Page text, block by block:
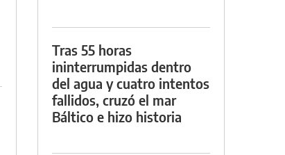
Tras 55 horas
ininterrumpidas dentro
del agua y cuatro intentos
fallidos, cruzó el mar
Báltico e hizo historia